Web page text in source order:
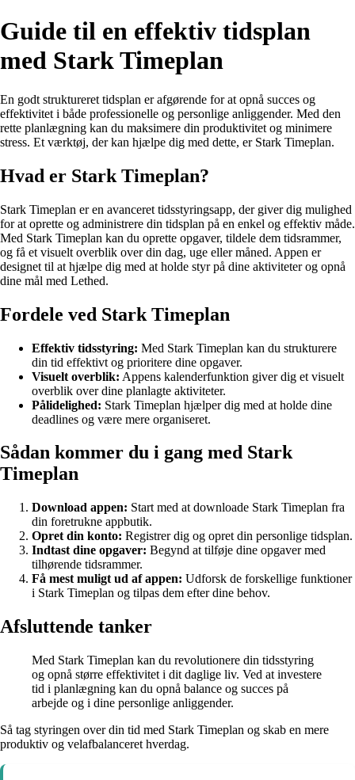
Guide til en effektiv tidsplan
med Stark Timeplan
En godt struktureret tidsplan er afgørende for at opnå succes og
effektivitet i både professionelle og personlige anliggender. Med den
rette planlægning kan du maksimere din produktivitet og minimere
stress. Et værktøj, der kan hjælpe dig med dette, er Stark Timeplan.
Hvad er Stark Timeplan?
Stark Timeplan er en avanceret tidsstyringsapp, der giver dig mulighed
for at oprette og administrere din tidsplan på en enkel og effektiv måde.
Med Stark Timeplan kan du oprette opgaver, tildele dem tidsrammer,
og få et visuelt overblik over din dag, uge eller måned. Appen er
designet til at hjælpe dig med at holde styr på dine aktiviteter og opnå
dine mål med Lethed.
Fordele ved Stark Timeplan
Effektiv tidsstyring: Med Stark Timeplan kan du strukturere
din tid effektivt og prioritere dine opgaver.
Visuelt overblik: Appens kalenderfunktion giver dig et visuelt
overblik over dine planlagte aktiviteter.
Pålidelighed: Stark Timeplan hjælper dig med at holde dine
deadlines og være mere organiseret.
Sådan kommer du i gang med Stark
Timeplan
Download appen: Start med at downloade Stark Timeplan fra
din foretrukne appbutik.
Opret din konto: Registrer dig og opret din personlige tidsplan.
Indtast dine opgaver: Begynd at tilføje dine opgaver med
tilhørende tidsrammer.
Få mest muligt ud af appen: Udforsk de forskellige funktioner
i Stark Timeplan og tilpas dem efter dine behov.
Afsluttende tanker
Med Stark Timeplan kan du revolutionere din tidsstyring
og opnå større effektivitet i dit daglige liv. Ved at investere
tid i planlægning kan du opnå balance og succes på
arbejde og i dine personlige anliggender.
Så tag styringen over din tid med Stark Timeplan og skab en mere
produktiv og velafbalanceret hverdag.